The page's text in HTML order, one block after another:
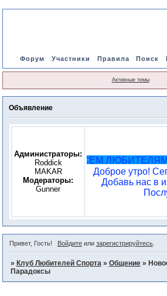
Форум Участники Правила Поиск
Активные темы
Объявление
Администраторы:
Roddick
MAKAR
Модераторы:
Gunner
ВСЕМ ЛЮБИТЕЛЯМ
Доброе утро!
Добавь нас в
Привет, Гость! Войдитеили зарегистрируйтесь.
» Клуб Любителей Спорта » Общение »
Парадоксы